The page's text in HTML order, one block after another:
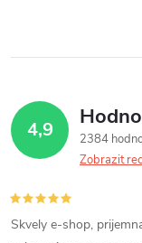
4,9
2384
Zobrazit
Skvely e-shop,